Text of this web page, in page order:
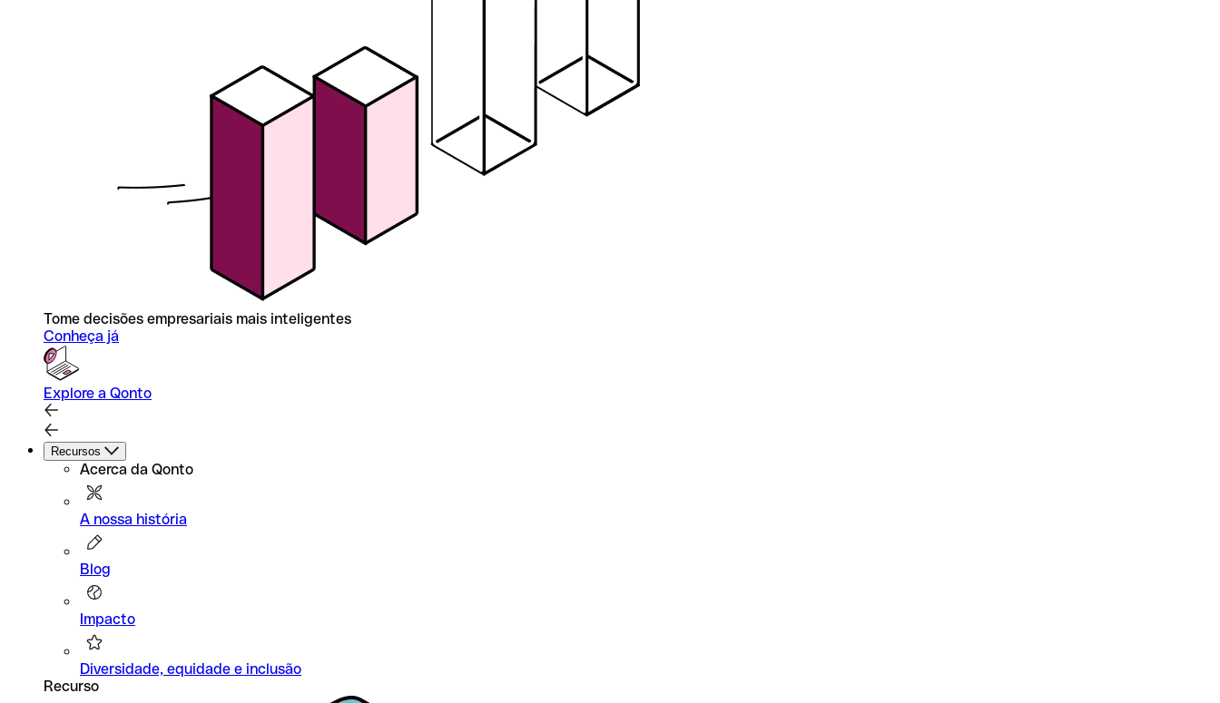
Tome decisões empresariais mais inteligentes
Conheça já
Explore a Qonto
Recursos
Acerca da Qonto
A nossa história
Blog
Impacto
Diversidade, equidade e inclusão
Recurso